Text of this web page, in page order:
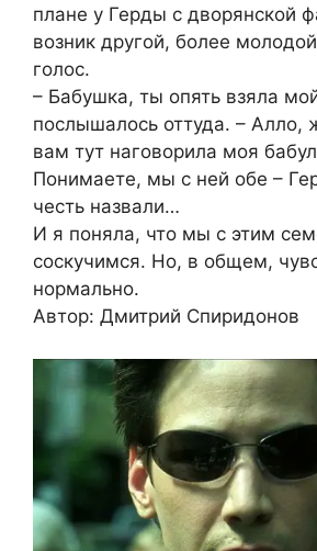
плане у Герды с дворянской
возник другой, более
голос.
– Бабушка, ты опять взяла
послышалось оттуда. – Алло,
вам тут наговорила моя
Понимаете, мы с ней обе –
честь назвали…
И я поняла, что мы с этим
соскучимся. Но, в общем,
нормально.
Автор: Дмитрий Спиридонов